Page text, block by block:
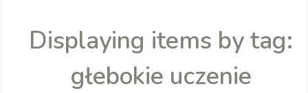
Displaying items by tag:
głebokie uczenie